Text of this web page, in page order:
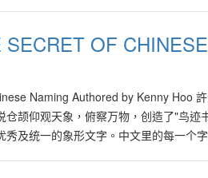
实践经验的风水家来说，水池的安置
避免遭受其他煞气的影响。 比如说有
语的风水书籍，表示水池只能建在左
配合得宜，建在右边白虎位的水池，
动财气，提升事业运。 因水池能快速
OF
Naming Authored by Kenny Hoo
仓颉仰观天象，俯察万物，创造了"鸟
及统一的象形文字。中文里的每一个